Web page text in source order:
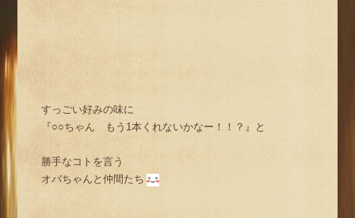
すっごい好みの味に
『○○ちゃん もう1本くれないかなー！！？』と
勝手なコトを言う
オバちゃんと仲間たち